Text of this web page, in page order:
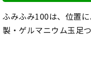
ふみふみ100は、位置
製・ゲルマニウム玉足